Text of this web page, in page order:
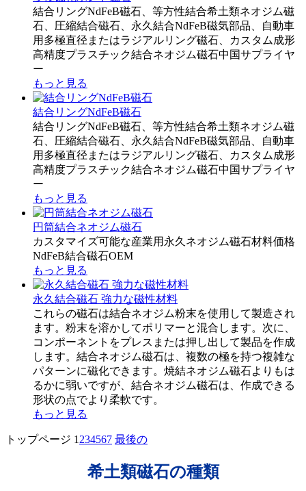
結合リングNdFeB磁石、等方性結合希土類ネオジム磁
石、圧縮結合磁石、永久結合NdFeB磁気部品、自動車
用多極直径またはラジアルリング磁石、カスタム成形
高精度プラスチック結合ネオジム磁石中国サプライヤ
ー
もっと見る
結合リングNdFeB磁石
結合リングNdFeB磁石、等方性結合希土類ネオジム磁
石、圧縮結合磁石、永久結合NdFeB磁気部品、自動車
用多極直径またはラジアルリング磁石、カスタム成形
高精度プラスチック結合ネオジム磁石中国サプライヤ
ー
もっと見る
円筒結合ネオジム磁石
カスタマイズ可能な産業用永久ネオジム磁石材料価格
NdFeB結合磁石OEM
もっと見る
永久結合磁石 強力な磁性材料
これらの磁石は結合ネオジム粉末を使用して製造され
ます。粉末を溶かしてポリマーと混合します。次に、
コンポーネントをプレスまたは押し出して製品を作成
します。結合ネオジム磁石は、複数の極を持つ複雑な
パターンに磁化できます。焼結ネオジム磁石よりもは
るかに弱いですが、結合ネオジム磁石は、作成できる
形状の点でより柔軟です。
もっと見る
トップページ 1 234567 最後の
希土類磁石の種類